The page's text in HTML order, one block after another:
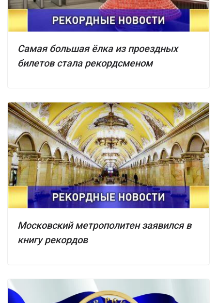
Самая большая ёлка из проездных
билетов стала рекордсменом
Московский метрополитен заявился в
книгу рекордов